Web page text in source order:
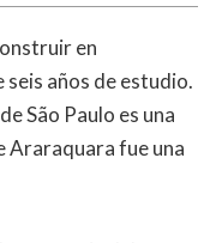
en
años de estudio.
São Paulo es una
Araraquara fue una